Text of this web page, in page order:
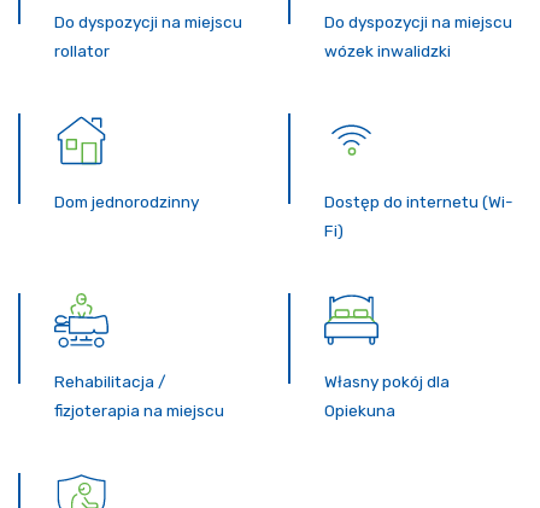
Do dyspozycji na miejscu
rollator
Do dyspozycji na miejscu
wózek inwalidzki
Dom jednorodzinny
Dostęp do internetu (Wi-
Fi)
Rehabilitacja /
fizjoterapia na miejscu
Własny pokój dla
Opiekuna